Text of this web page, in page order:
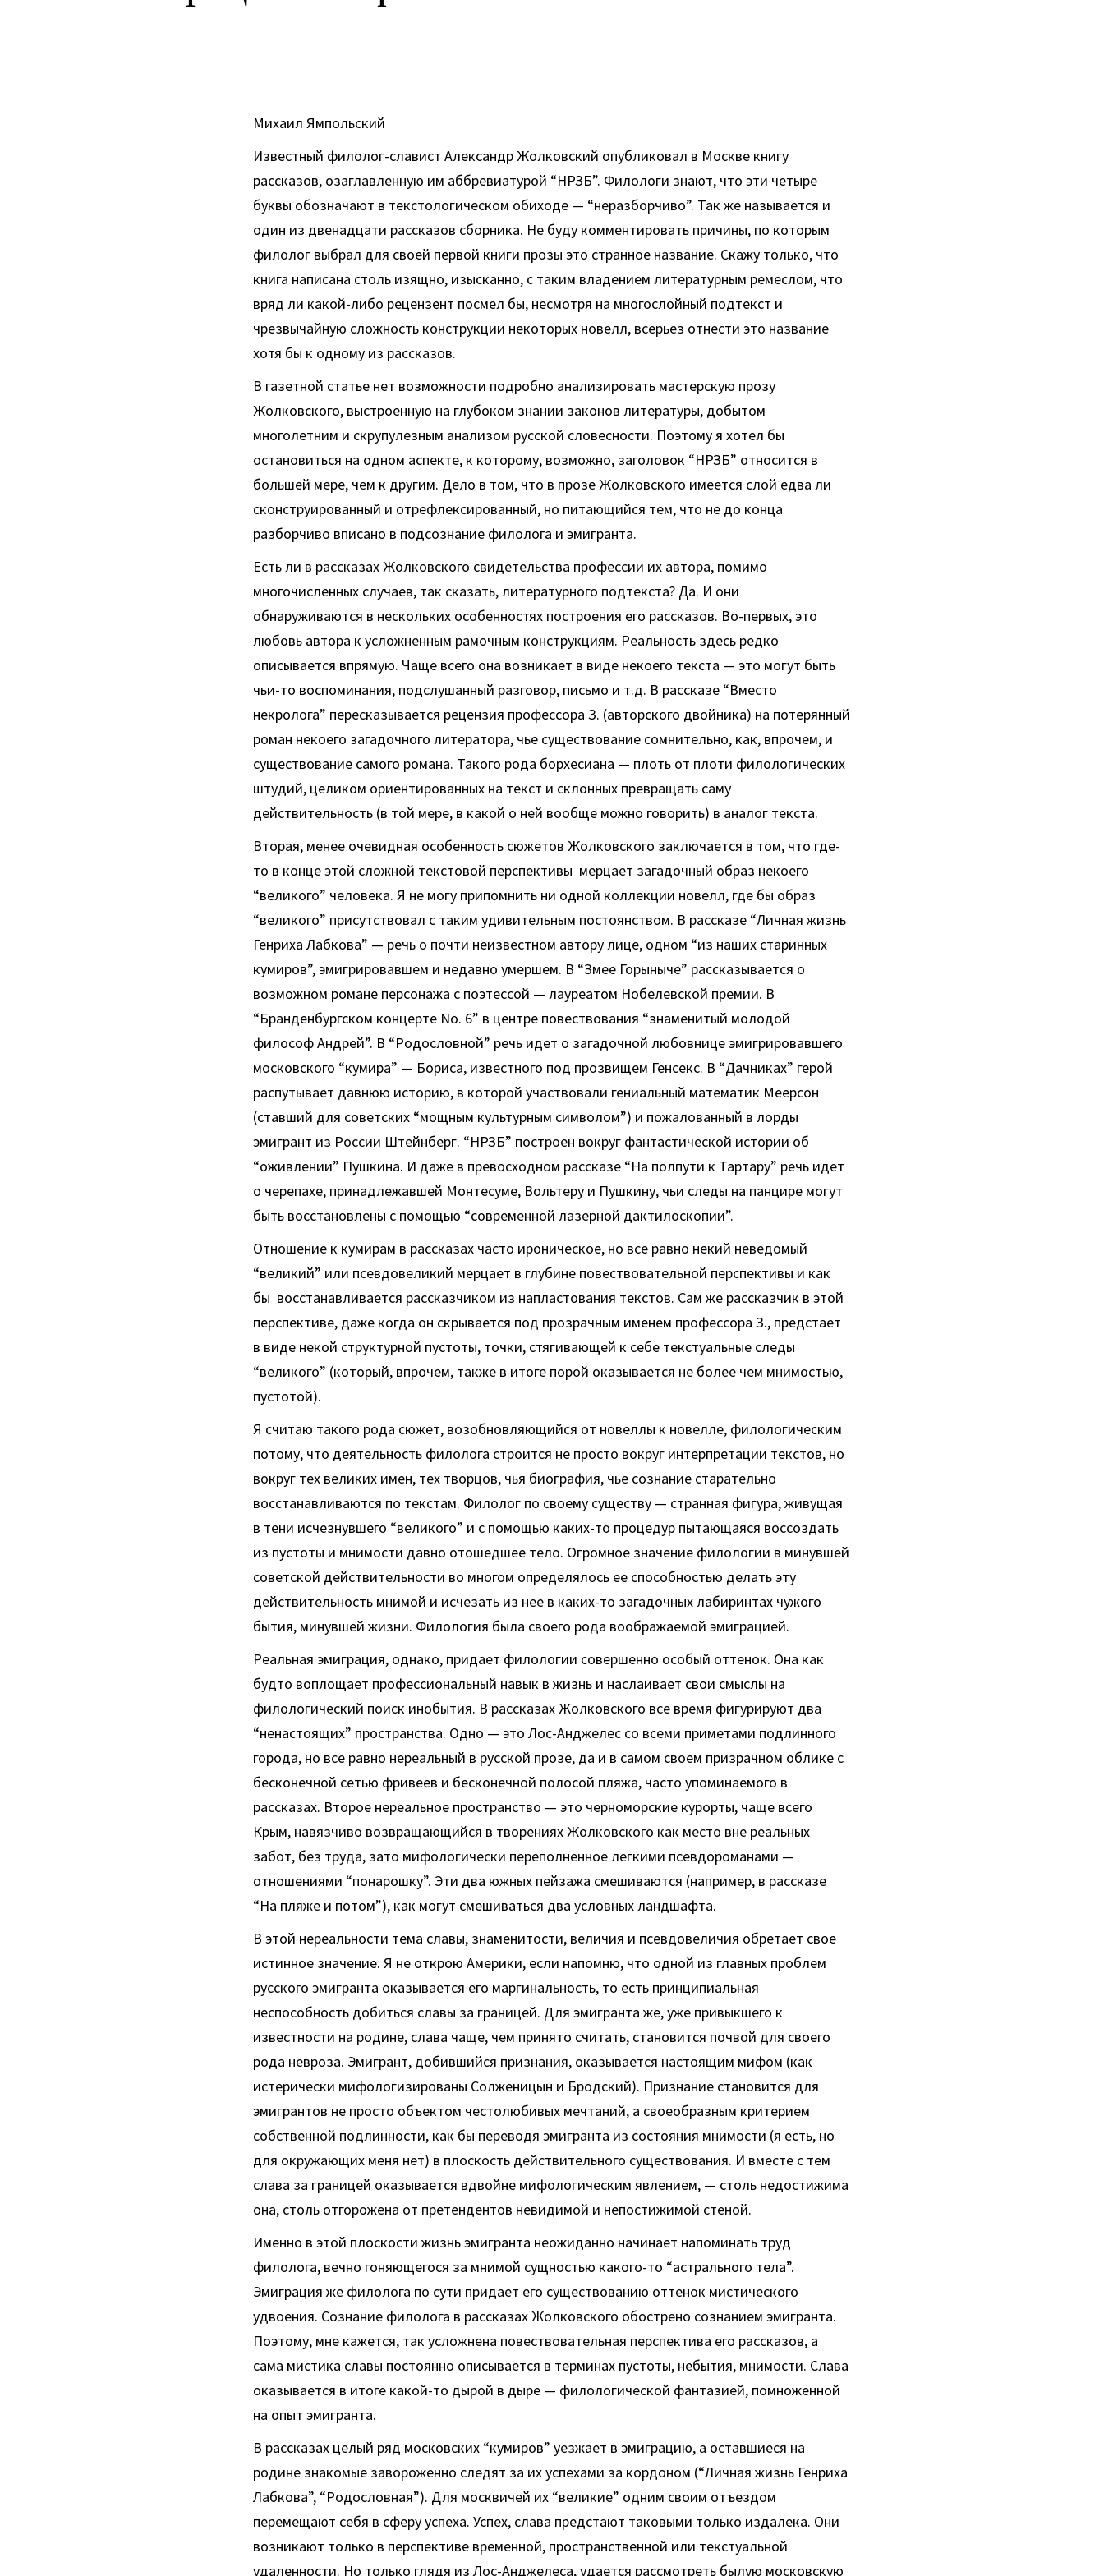
Михаил Ямпольский
Известный филолог-славист Александр Жолковский опубликовал в Москве книгу
рассказов, озаглавленную им аббревиатурой “НРЗБ”. Филологи знают, что эти четыре
буквы обозначают в текстологическом обиходе — “неразборчиво”. Так же называется и
один из двенадцати рассказов сборника. Не буду комментировать причины, по которым
филолог выбрал для своей первой книги прозы это странное название. Скажу только, что
книга написана столь изящно, изысканно, с таким владением литературным ремеслом, что
вряд ли какой-либо рецензент посмел бы, несмотря на многослойный подтекст и
чрезвычайную сложность конструкции некоторых новелл, всерьез отнести это название
хотя бы к одному из рассказов.
В газетной статье нет возможности подробно анализировать мастерскую прозу
Жолковского, выстроенную на глубоком знании законов литературы, добытом
многолетним и скрупулезным анализом русской словесности. Поэтому я хотел бы
остановиться на одном аспекте, к которому, возможно, заголовок “НРЗБ” относится в
большей мере, чем к другим. Дело в том, что в прозе Жолковского имеется слой едва ли
сконструированный и отрефлексированный, но питающийся тем, что не до конца
разборчиво вписано в подсознание филолога и эмигранта.
Есть ли в рассказах Жолковского свидетельства профессии их автора, помимо
многочисленных случаев, так сказать, литературного подтекста? Да. И они
обнаруживаются в нескольких особенностях построения его рассказов. Во-первых, это
любовь автора к усложненным рамочным конструкциям. Реальность здесь редко
описывается впрямую. Чаще всего она возникает в виде некоего текста — это могут быть
чьи-то воспоминания, подслушанный разговор, письмо и т.д. В рассказе “Вместо
некролога” пересказывается рецензия профессора З. (авторского двойника) на потерянный
роман некоего загадочного литератора, чье существование сомнительно, как, впрочем, и
существование самого романа. Такого рода борхесиана — плоть от плоти филологических
штудий, целиком ориентированных на текст и склонных превращать саму
действительность (в той мере, в какой о ней вообще можно говорить) в аналог текста.
Вторая, менее очевидная особенность сюжетов Жолковского заключается в том, что где-
то в конце этой сложной текстовой перспективы мерцает загадочный образ некоего
“великого” человека. Я не могу припомнить ни одной коллекции новелл, где бы образ
“великого” присутствовал с таким удивительным постоянством. В рассказе “Личная жизнь
Генриха Лабкова” — речь о почти неизвестном автору лице, одном “из наших старинных
кумиров”, эмигрировавшем и недавно умершем. В “Змее Горыныче” рассказывается о
возможном романе персонажа с поэтессой — лауреатом Нобелевской премии. В
“Бранденбургском концерте No. 6” в центре повествования “знаменитый молодой
философ Андрей”. В “Родословной” речь идет о загадочной любовнице эмигрировавшего
московского “кумира” — Бориса, известного под прозвищем Генсекс. В “Дачниках” герой
распутывает давнюю историю, в которой участвовали гениальный математик Меерсон
(ставший для советских “мощным культурным символом”) и пожалованный в лорды
эмигрант из России Штейнберг. “НРЗБ” построен вокруг фантастической истории об
“оживлении” Пушкина. И даже в превосходном рассказе “На полпути к Тартару” речь идет
о черепахе, принадлежавшей Монтесуме, Вольтеру и Пушкину, чьи следы на панцире могут
быть восстановлены с помощью “современной лазерной дактилоскопии”.
Отношение к кумирам в рассказах часто ироническое, но все равно некий неведомый
“великий” или псевдовеликий мерцает в глубине повествовательной перспективы и как
бы восстанавливается рассказчиком из напластования текстов. Сам же рассказчик в этой
перспективе, даже когда он скрывается под прозрачным именем профессора З., предстает
в виде некой структурной пустоты, точки, стягивающей к себе текстуальные следы
“великого” (который, впрочем, также в итоге порой оказывается не более чем мнимостью,
пустотой).
Я считаю такого рода сюжет, возобновляющийся от новеллы к новелле, филологическим
потому, что деятельность филолога строится не просто вокруг интерпретации текстов, но
вокруг тех великих имен, тех творцов, чья биография, чье сознание старательно
восстанавливаются по текстам. Филолог по своему существу — странная фигура, живущая
в тени исчезнувшего “великого” и с помощью каких-то процедур пытающаяся воссоздать
из пустоты и мнимости давно отошедшее тело. Огромное значение филологии в минувшей
советской действительности во многом определялось ее способностью делать эту
действительность мнимой и исчезать из нее в каких-то загадочных лабиринтах чужого
бытия, минувшей жизни. Филология была своего рода воображаемой эмиграцией.
Реальная эмиграция, однако, придает филологии совершенно особый оттенок. Она как
будто воплощает профессиональный навык в жизнь и наслаивает свои смыслы на
филологический поиск инобытия. В рассказах Жолковского все время фигурируют два
“ненастоящих” пространства. Одно — это Лос-Анджелес со всеми приметами подлинного
города, но все равно нереальный в русской прозе, да и в самом своем призрачном облике с
бесконечной сетью фривеев и бесконечной полосой пляжа, часто упоминаемого в
рассказах. Второе нереальное пространство — это черноморские курорты, чаще всего
Крым, навязчиво возвращающийся в творениях Жолковского как место вне реальных
забот, без труда, зато мифологически переполненное легкими псевдороманами —
отношениями “понарошку”. Эти два южных пейзажа смешиваются (например, в рассказе
“На пляже и потом”), как могут смешиваться два условных ландшафта.
В этой нереальности тема славы, знаменитости, величия и псевдовеличия обретает свое
истинное значение. Я не открою Америки, если напомню, что одной из главных проблем
русского эмигранта оказывается его маргинальность, то есть принципиальная
неспособность добиться славы за границей. Для эмигранта же, уже привыкшего к
известности на родине, слава чаще, чем принято считать, становится почвой для своего
рода невроза. Эмигрант, добившийся признания, оказывается настоящим мифом (как
истерически мифологизированы Солженицын и Бродский). Признание становится для
эмигрантов не просто объектом честолюбивых мечтаний, а своеобразным критерием
собственной подлинности, как бы переводя эмигранта из состояния мнимости (я есть, но
для окружающих меня нет) в плоскость действительного существования. И вместе с тем
слава за границей оказывается вдвойне мифологическим явлением, — столь недостижима
она, столь отгорожена от претендентов невидимой и непостижимой стеной.
Именно в этой плоскости жизнь эмигранта неожиданно начинает напоминать труд
филолога, вечно гоняющегося за мнимой сущностью какого-то “астрального тела”.
Эмиграция же филолога по сути придает его существованию оттенок мистического
удвоения. Сознание филолога в рассказах Жолковского обострено сознанием эмигранта.
Поэтому, мне кажется, так усложнена повествовательная перспектива его рассказов, а
сама мистика славы постоянно описывается в терминах пустоты, небытия, мнимости. Слава
оказывается в итоге какой-то дырой в дыре — филологической фантазией, помноженной
на опыт эмигранта.
В рассказах целый ряд московских “кумиров” уезжает в эмиграцию, а оставшиеся на
родине знакомые завороженно следят за их успехами за кордоном (“Личная жизнь Генриха
Лабкова”, “Родословная”). Для москвичей их “великие” одним своим отъездом
перемещают себя в сферу успеха. Успех, слава предстают таковыми только издалека. Они
возникают только в перспективе временной, пространственной или текстуальной
удаленности. Но только глядя из Лос-Анджелеса, удается рассмотреть былую московскую